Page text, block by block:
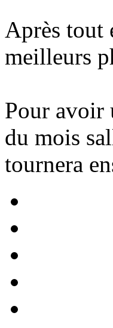
Après tout
meilleurs
Pour avoir
du mois
tournera